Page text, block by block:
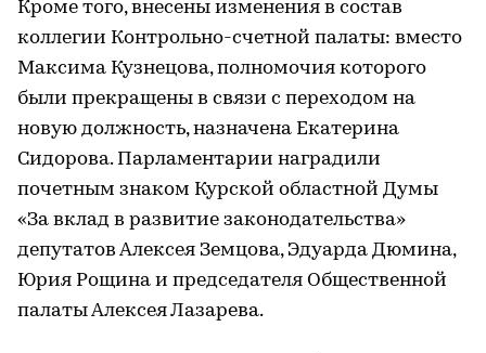
Кроме того, внесены изменения в состав
коллегии Контрольно-счетной палаты: вместо
Максима Кузнецова, полномочия которого
были прекращены в связи с переходом на
новую должность, назначена Екатерина
Сидорова. Парламентарии наградили
почетным знаком Курской областной Думы
«За вклад в развитие законодательства»
депутатов Алексея Земцова, Эдуарда Дюмина,
Юрия Рощина и председателя Общественной
палаты Алексея Лазарева.